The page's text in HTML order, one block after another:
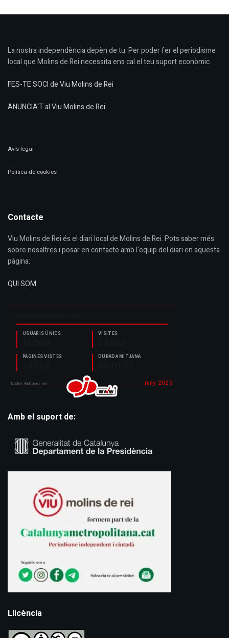
La nostra independència depèn de tu. Per poder fer el periodisme
local que Molins de Rei necessita ens cal el teu suport econòmic.
FES-TE SOCI de Viu Molins de Rei
ANUNCIA'T al Viu Molins de Rei
Avís legal
Política de cookies
Contacte
Viu Molins de Rei és el diari local de Molins de Rei. Pots saber més
sobre nosaltres i posar en contacte amb l'equip del diari en aquesta
pàgina:
QUI SOM
Amb el suport de:
Llicència